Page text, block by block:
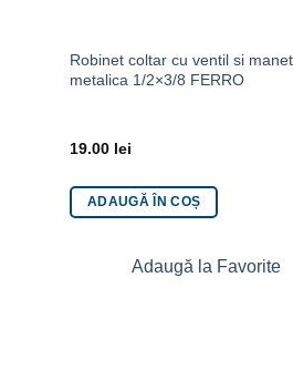
Robinet coltar cu ventil si
metalica 1/2×3/8 FERRO
19.00 lei
ADAUGĂ ÎN COȘ
Adaugă la Favorite